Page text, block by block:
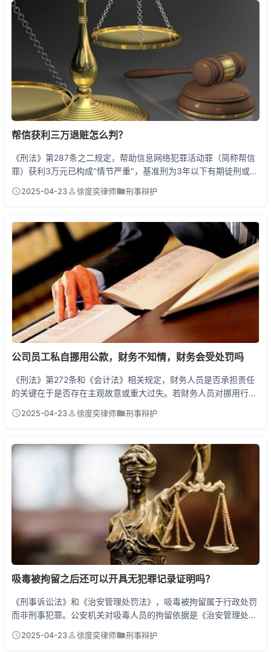
数？ 上周刚有个做服装批发的客户来找我，他给某商场...
帮信获利三万退赃怎么判？
《刑法》第287条之二规定，帮助信息网络犯罪活动罪（简称帮信
罪）获利3万元已构成"情节严重"，基准刑为3年以下有期徒刑或拘
见》减少基准刑的30%以下。实际判例中，多数案件会判处1-2年
江某案中，李某出售银行卡获利3.2万元，退赔后获刑10个月缓刑1
年。 帮信罪背后的黑色产业链 你想不...
2025-04-23 徐度奕律师 刑事辩护
公司员工私自挪用公款，财务不知情，财务会受处罚吗
《刑法》第272条和《会计法》相关规定，财务人员是否承担责任
的关键在于是否存在主观故意或重大过失。若财务人员对挪用行为
实务中面临行政追责或民事赔偿风险，因制度漏洞被监管部门处
某公司出纳挪用800万的案件就很典型。财务经理虽然没参与作
2025-04-23 徐度奕律师 刑事辩护
吸毒被拘留之后还可以开具无犯罪记录证明吗？
《刑事诉讼法》和《治安管理处罚法》，吸毒被拘留属于行政处罚
而非刑事犯罪。公安机关对吸毒人员的拘留依据是《治安管理处罚
要未被法院判处刑罚（如有贩毒、制毒等犯罪行为），理论上可以
2025-04-23 徐度奕律师 刑事辩护